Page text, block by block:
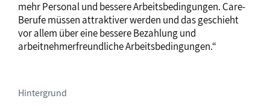
mehr Personal und bessere Arbeitsbedingungen. Care-
Berufe müssen attraktiver werden und das geschieht
vor allem über eine bessere Bezahlung und
arbeitnehmerfreundliche Arbeitsbedingungen.“
Hintergrund